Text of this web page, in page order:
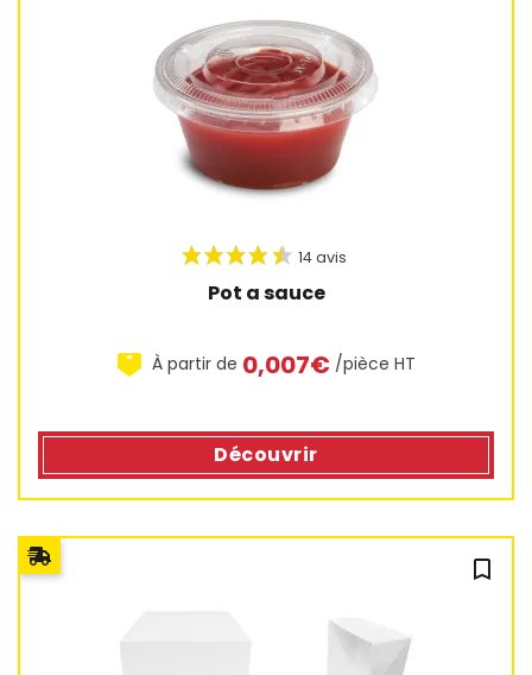
Pot a sauce
À partir de 0,007€ /pièce HT
Découvrir
bookmark_outline